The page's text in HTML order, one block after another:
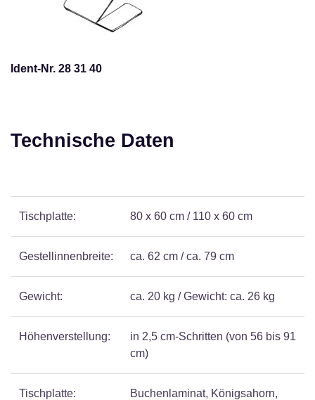
Ident-Nr. 28 31 40
Technische Daten
Tischplatte: 80 x 60 cm / 110 x 60 cm
Gestellinnenbreite: ca. 62 cm / ca. 79 cm
Gewicht: ca. 20 kg / Gewicht: ca. 26 kg
Höhenverstellung:
in 2,5 cm-Schritten (von 56 bis 91
cm)
Tischplatte:
Buchenlaminat, Königsahorn,